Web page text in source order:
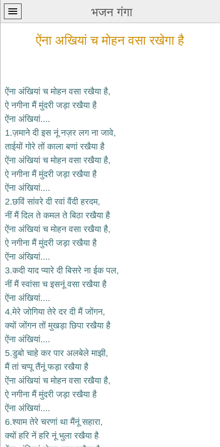
भजन गंगा
प्रथम
पन्ना
home
कृष्ण
भजन
krishna
bhajans
शिव
भजन
bhajans
हनुमान
भजन
hanuman
bhajans
साईं
भजन
sai
bhajans
जैन
भजन
jain
bhajans
दुर्गा
भजन
durga
bhajans
गणेश
भजन
ganesh
राम
भजन
ऐंना अखियां च मोहन वसा रखेगा है
ऐंना अंखियां च मोहन वसा रखैया है,
ऐ नगीना मैं मुंदरी जड़ा रखैया है
ऐंना अंखियां....
1.ज़माने दी इस नूं नज़र लग ना जावे,
ताईयों गोरे तों काला बणां रखैया है
ऐंना अंखियां च मोहन वसा रखैया है,
ऐ नगीना मैं मुंदरी जड़ा रखैया है
ऐंना अंखियां....
2.छविं सांवरे दी रवां वैंदी हरदम,
नीं मैं दिल ते कमल ते बिठा रखैया है
ऐंना अंखियां च मोहन वसा रखैया है,
ऐ नगीना मैं मुंदरी जड़ा रखैया है
ऐंना अंखियां....
3.कदी याद प्यारे दी बिसरे ना ईक पल,
नीं मैं स्वांसा च इसनूं वसा रखैया है
ऐंना अंखियां....
4.मेरे जोगिया तेरे दर दी मैं जोंगन,
क्यों जोंगन तों मुखड़ा छिपा रखैया है
ऐंना अंखियां....
5.डुबो चाहे कर पार अलबेले माझी,
मैं तां चप्पू तैंनूं फड़ा रखैया है
ऐंना अंखियां च मोहन वसा रखैया है,
ऐ नगीना मैं मुंदरी जड़ा रखैया है
ऐंना अंखियां....
6.श्याम तेरे चरणां था मैंनूं सहारा,
क्यों हरि नें हरि नूं भुला रखैया है